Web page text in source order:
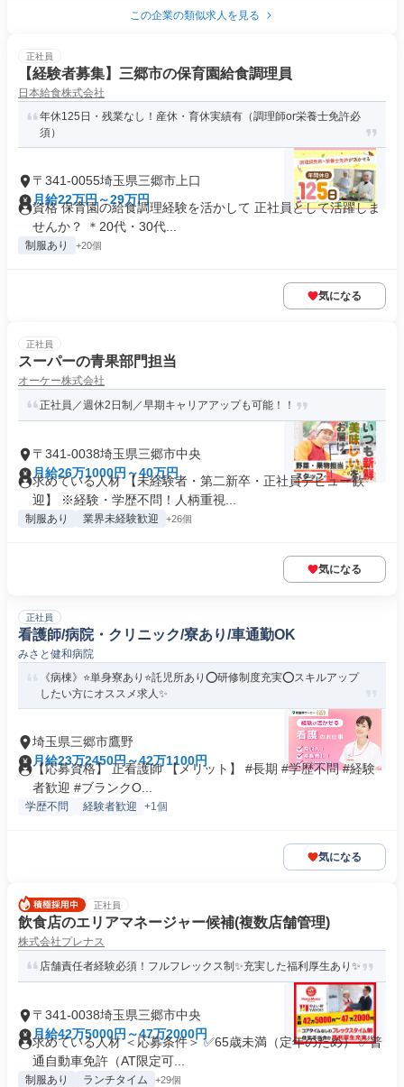
この企業の類似求人を見る
正社員
【経験者募集】三郷市の保育園給食調理員
日本給食株式会社
年休125日・残業なし！産休・育休実績有（調理師or栄養士免許必
須）
〒341-0055埼玉県三郷市上口
月給22万円～29万円
資格 保育園の給食調理経験を活かして 正社員として活躍しま
せんか？ ＊20代・30代...
制服あり +20個
気になる
正社員
スーパーの青果部門担当
オーケー株式会社
正社員／週休2日制／早期キャリアアップも可能！！
〒341-0038埼玉県三郷市中央
月給26万1000円～40万円
求めている人材 【未経験者・第二新卒・正社員デビュー歓
迎】 ※経験・学歴不問！人柄重視...
制服あり 業界未経験歓迎 +26個
気になる
正社員
看護師/病院・クリニック/寮あり/車通勤OK
みさと健和病院
《病棟》⭐単身寮あり⭐託児所あり⭕研修制度充実⭕スキルアップ
したい方にオススメ求人✨
埼玉県三郷市鷹野
月給23万2450円～42万1100円
【応募資格】 正看護師 【メリット】 #長期 #学歴不問 #経験
者歓迎 #ブランクO...
学歴不問 経験者歓迎 +1個
気になる
正社員
飲食店のエリアマネージャー候補(複数店舗管理)
株式会社プレナス
店舗責任者経験必須！フルフレックス制✨充実した福利厚生あり✨
〒341-0038埼玉県三郷市中央
月給42万5000円～47万2000円
求めている人材 ＜応募条件＞ ✅65歳未満（定年のため） ✅普
通自動車免許（AT限定可...
制服あり ランチタイム +29個